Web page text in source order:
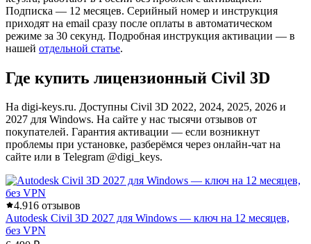
Подписка — 12 месяцев. Серийный номер и инструкция
приходят на email сразу после оплаты в автоматическом
режиме за 30 секунд. Подробная инструкция активации — в
нашей отдельной статье.
Где купить лицензионный Civil 3D
На digi-keys.ru. Доступны Civil 3D 2022, 2024, 2025, 2026 и
2027 для Windows. На сайте у нас тысячи отзывов от
покупателей. Гарантия активации — если возникнут
проблемы при установке, разберёмся через онлайн-чат на
сайте или в Telegram @digi_keys.
4.916 отзывов
Autodesk Civil 3D 2027 для Windows — ключ на 12 месяцев,
без VPN